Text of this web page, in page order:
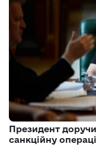
Президент
санкційну